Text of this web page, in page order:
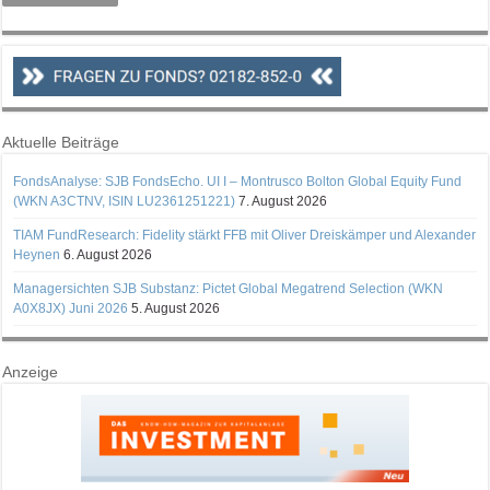
Aktuelle Beiträge
FondsAnalyse: SJB FondsEcho. UI I – Montrusco Bolton Global Equity Fund
(WKN A3CTNV, ISIN LU2361251221) 7. August 2026
TIAM FundResearch: Fidelity stärkt FFB mit Oliver Dreiskämper und Alexander
Heynen 6. August 2026
Managersichten SJB Substanz: Pictet Global Megatrend Selection (WKN
A0X8JX) Juni 2026 5. August 2026
Anzeige